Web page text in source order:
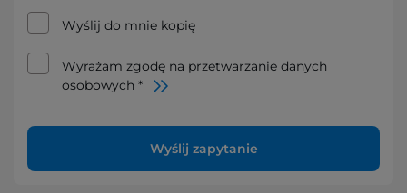
Wyślij do mnie kopię
Wyrażam zgodę na przetwarzanie danych
osobowych *
Wyślij zapytanie